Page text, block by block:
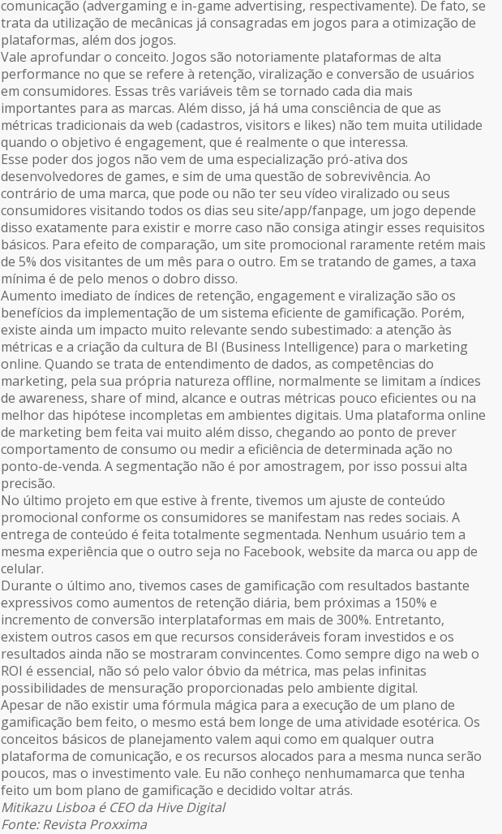
comunicação (advergaming e in-game advertising, respectivamente). De fato, se
trata da utilização de mecânicas já consagradas em jogos para a otimização de
plataformas, além dos jogos.
Vale aprofundar o conceito. Jogos são notoriamente plataformas de alta
performance no que se refere à retenção, viralização e conversão de usuários
em consumidores. Essas três variáveis têm se tornado cada dia mais
importantes para as marcas. Além disso, já há uma consciência de que as
métricas tradicionais da web (cadastros, visitors e likes) não tem muita utilidade
quando o objetivo é engagement, que é realmente o que interessa.
Esse poder dos jogos não vem de uma especialização pró-ativa dos
desenvolvedores de games, e sim de uma questão de sobrevivência. Ao
contrário de uma marca, que pode ou não ter seu vídeo viralizado ou seus
consumidores visitando todos os dias seu site/app/fanpage, um jogo depende
disso exatamente para existir e morre caso não consiga atingir esses requisitos
básicos. Para efeito de comparação, um site promocional raramente retém mais
de 5% dos visitantes de um mês para o outro. Em se tratando de games, a taxa
mínima é de pelo menos o dobro disso.
Aumento imediato de índices de retenção, engagement e viralização são os
benefícios da implementação de um sistema eficiente de gamificação. Porém,
existe ainda um impacto muito relevante sendo subestimado: a atenção às
métricas e a criação da cultura de BI (Business Intelligence) para o marketing
online. Quando se trata de entendimento de dados, as competências do
marketing, pela sua própria natureza offline, normalmente se limitam a índices
de awareness, share of mind, alcance e outras métricas pouco eficientes ou na
melhor das hipótese incompletas em ambientes digitais. Uma plataforma online
de marketing bem feita vai muito além disso, chegando ao ponto de prever
comportamento de consumo ou medir a eficiência de determinada ação no
ponto-de-venda. A segmentação não é por amostragem, por isso possui alta
precisão.
No último projeto em que estive à frente, tivemos um ajuste de conteúdo
promocional conforme os consumidores se manifestam nas redes sociais. A
entrega de conteúdo é feita totalmente segmentada. Nenhum usuário tem a
mesma experiência que o outro seja no Facebook, website da marca ou app de
celular.
Durante o último ano, tivemos cases de gamificação com resultados bastante
expressivos como aumentos de retenção diária, bem próximas a 150% e
incremento de conversão interplataformas em mais de 300%. Entretanto,
existem outros casos em que recursos consideráveis foram investidos e os
resultados ainda não se mostraram convincentes. Como sempre digo na web o
ROI é essencial, não só pelo valor óbvio da métrica, mas pelas infinitas
possibilidades de mensuração proporcionadas pelo ambiente digital.
Apesar de não existir uma fórmula mágica para a execução de um plano de
gamificação bem feito, o mesmo está bem longe de uma atividade esotérica. Os
conceitos básicos de planejamento valem aqui como em qualquer outra
plataforma de comunicação, e os recursos alocados para a mesma nunca serão
poucos, mas o investimento vale. Eu não conheço nenhumamarca que tenha
feito um bom plano de gamificação e decidido voltar atrás.
Mitikazu Lisboa é CEO da Hive Digital
Fonte: Revista Proxxima